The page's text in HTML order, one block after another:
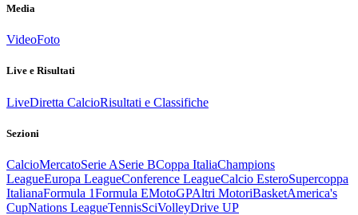
Media
VideoFoto
Live e Risultati
LiveDiretta CalcioRisultati e Classifiche
Sezioni
CalcioMercatoSerie ASerie BCoppa ItaliaChampions
LeagueEuropa LeagueConference LeagueCalcio EsteroSupercoppa
ItalianaFormula 1Formula EMotoGPAltri MotoriBasketAmerica's
CupNations LeagueTennisSciVolleyDrive UP